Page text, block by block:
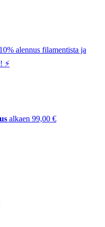
alennus filamentista ja
⚡️
alkaen 99,00 €